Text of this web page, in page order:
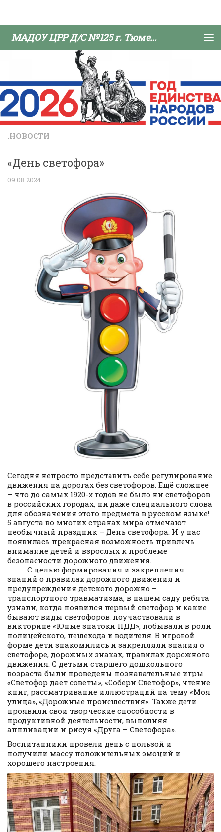
МАДОУ ЦРР Д/С №125 г. Тюмени
.НОВОСТИ
«День светофора»
09.08.2024
Сегодня непросто представить себе регулирование
движения на дорогах без светофоров. Ещё сложнее
– что до самых 1920-х годов не было ни светофоров
в российских городах, ни даже специального слова
для обозначения этого предмета в русском языке!
5 августа во многих странах мира отмечают
необычный праздник – День светофора. И у нас
появилась прекрасная возможность привлечь
внимание детей и взрослых к проблеме
безопасности дорожного движения.
С целью формирования и закрепления
знаний о правилах дорожного движения и
предупреждения детского дорожно –
транспортного травматизма, в нашем саду ребята
узнали, когда появился первый светофор и какие
бывают виды светофоров, поучаствовали в
викторине «Юные знатоки ПДД», побывали в роли
полицейского, пешехода и водителя. В игровой
форме дети знакомились и закрепляли знания о
светофоре, дорожных знаках, правилах дорожного
движения. С детьми старшего дошкольного
возраста были проведены познавательные игры
«Светофор дает советы», «Собери Светофор», чтение
книг, рассматривание иллюстраций на тему «Моя
улица», «Дорожные происшествия». Также дети
проявили свои творческие способности в
продуктивной деятельности, выполняя
аппликации и рисуя «Друга – Светофора».
Воспитанники провели день с пользой и
получили массу положительных эмоций и
хорошего настроения.